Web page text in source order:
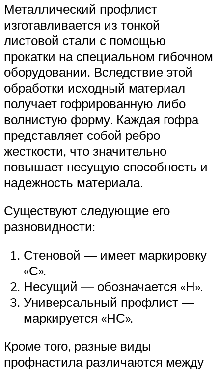
Металлический профлист
изготавливается из тонкой
листовой стали с помощью
прокатки на специальном гибочном
оборудовании. Вследствие этой
обработки исходный материал
получает гофрированную либо
волнистую форму. Каждая гофра
представляет собой ребро
жесткости, что значительно
повышает несущую способность и
надежность материала.
Существуют следующие его
разновидности:
Стеновой — имеет маркировку
«С».
Несущий — обозначается «Н».
Универсальный профлист —
маркируется «НС».
Кроме того, разные виды
профнастила различаются между